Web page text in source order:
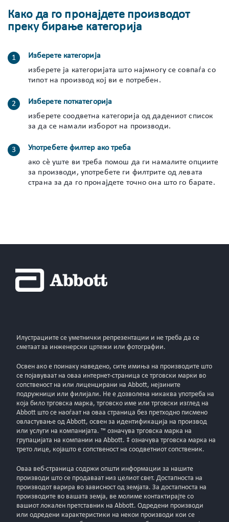
Како да го пронајдете производот
преку бирање категорија
Изберете категорија
изберете ја категоријата што најмногу се совпаѓа со
типот на производ кој ви е потребен.
Изберете поткатегорија
изберете соодветна категорија од дадениот список
за да се намали изборот на производи.
Употребете филтер ако треба
ако сè уште ви треба помош да ги намалите опциите
за производи, употребете ги филтрите од левата
страна за да го пронајдете точно она што го барате.
Илустрациите се уметнички репрезентации и не треба да се
сметаат за инженерски цртежи или фотографии.
Освен ако е поинаку наведено, сите имиња на производите што
се појавуваат на оваа интернет-страница се трговски марки во
сопственост на или лиценцирани на Abbott, нејзините
подружници или филијали. Не е дозволена никаква употреба на
која било трговска марка, трговско име или трговски изглед на
Abbott што се наоѓаат на оваа страница без претходно писмено
овластување од Abbott, освен за идентификација на производ
или услуги на компанијата. ™ означува трговска марка на
групацијата на компании на Abbott. ‡ означува трговска марка на
трето лице, којашто е сопственост на соодветниот сопственик.
Оваа веб-стрaница содржи општи информации за нашите
производи што се продаваат низ целиот свет. Достапноста на
производот варира во зависност од земјата. За достапноста на
производите во вашата земја, ве молиме контактирајте со
вашиот локален претставник на Abbott. Одредени производи
или одредени карактеристики на некои производи кои се